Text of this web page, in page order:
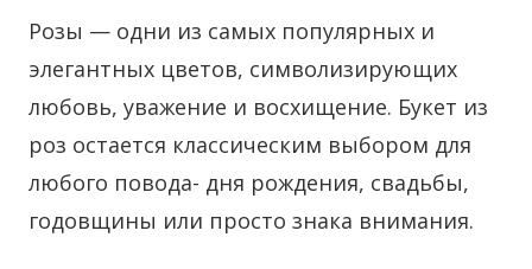
Розы — одни из самых популярных и
элегантных цветов, символизирующих
любовь, уважение и восхищение. Букет из
роз остается классическим выбором для
любого повода- дня рождения, свадьбы,
годовщины или просто знака внимания.